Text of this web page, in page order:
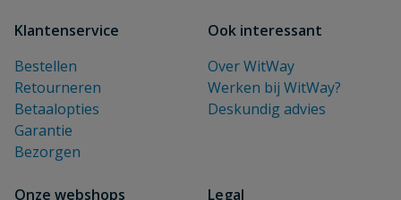
Klantenservice
Bestellen
Retourneren
Betaalopties
Garantie
Bezorgen
Ook interessant
Over WitWay
Werken bij WitWay?
Deskundig advies
Onze webshops
Legal